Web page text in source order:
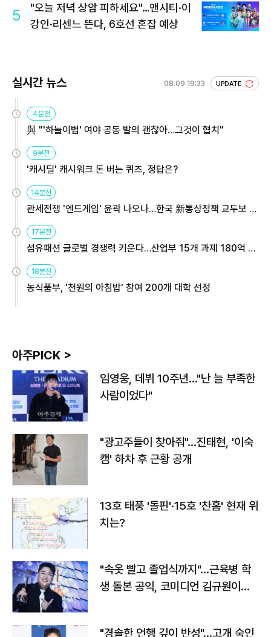
5
"오늘 저녁 상암 피하세요"…맨시티·이
강인·리센느 뜬다, 6호선 혼잡 예상
실시간 뉴스 08.09 19:33 UPDATE
4분전
與 "'하늘이법' 여야 공동 발의 괜찮아…그것이 협치"
9분전
'캐시딜' 캐시워크 돈 버는 퀴즈, 정답은?
14분전
관세전쟁 '엔드게임' 윤곽 나오나…한국 新통상정책 교두보 활
17분전
섬유패션 글로벌 경쟁력 키운다…산업부 15개 과제 180억 지
18분전
농식품부, '천원의 아침밥' 참여 200개 대학 선정
아주PICK >
임영웅, 데뷔 10주년…"난 늘 부족한
사람이었다"
"광고주들이 찾아줘"…진태현, '이숙
캠' 하차 후 근황 공개
13호 태풍 '돌핀'·15호 '찬홈' 현재 위
치는?
"속옷 빨고 졸업식까지"…근육병 학
생 돌본 공익, 코미디언 김규원이었
"경솔한 언행 깊이 반성"…고개 숙인